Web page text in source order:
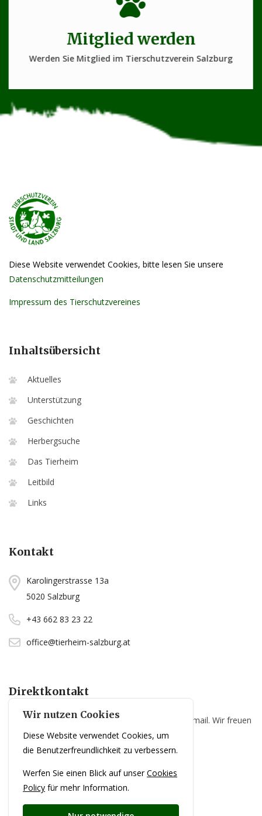
Mitglied werden
Werden Sie Mitglied im Tierschutzverein Salzburg
Diese Website verwendet Cookies, bitte lesen Sie unsere
Datenschutzmitteilungen
Impressum des Tierschutzvereines
Inhaltsübersicht
Aktuelles
Unterstützung
Geschichten
Herbergsuche
Das Tierheim
Leitbild
Links
Kontakt
Karolingerstrasse 13a
5020 Salzburg
+43 662 83 23 22
office@tierheim-salzburg.at
Direktkontakt
Sie haben Fragen? Senden Sie uns einfach eine Email. Wir freuen
uns über Ihre Kontaktaufnahme!
Email senden
Wir nutzen Cookies
Diese Website verwendet Cookies, um
die Benutzerfreundlichkeit zu verbessern.
Werfen Sie einen Blick auf unserCookies
Policy für mehr Information.